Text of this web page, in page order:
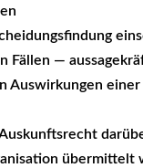
Fällen —
Auswirkungen
übermittelt